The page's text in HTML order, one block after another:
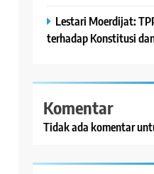
Lestari Moerdijat:
terhadap Konstitusi
Komentar
Tidak ada komentar